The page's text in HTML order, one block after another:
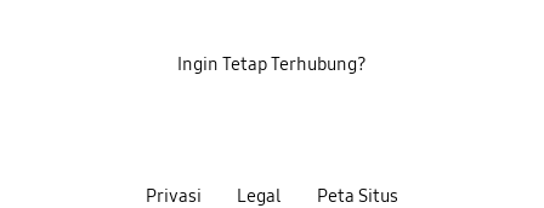
Privasi Legal Peta Situs
Ingin Tetap Terhubung?